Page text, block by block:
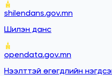
shilendans.gov.mn
Шилэн данс
opendata.gov.mn
Нээлттэй өгөгдлийн